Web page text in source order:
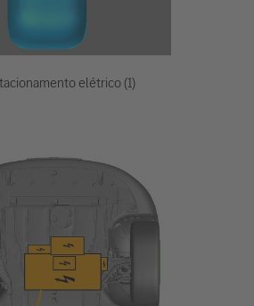
elétrico (1)